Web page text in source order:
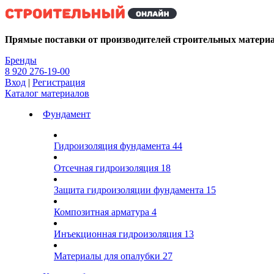
Kg
Прямые поставки от производителей строительных
Бренды
8 920 276-19-00
Вход | Регистрация
Каталог материалов
Фундамент
Гидроизоляция фундамента 44
Отсечная гидроизоляция 18
Защита гидроизоляции фундамента 15
Композитная арматура 4
Инъекционная гидроизоляция 13
Материалы для опалубки 27